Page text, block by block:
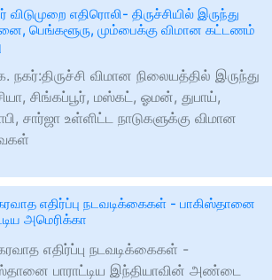
எதிரொலி- திருச்சியில் இருந்து
பெங்களூரு, மும்பைக்கு விமான கட்டணம்
நகர்:திருச்சி விமான நிலையத்தில் இருந்து
சிங்கப்பூர், மஸ்கட், ஓமன், துபாய்,
சார்ஜா உள்ளிட்ட நாடுகளுக்கு விமான
எதிர்ப்பு நடவடிக்கைகள் - பாகிஸ்தானை
அமெரிக்கா
எதிர்ப்பு நடவடிக்கைகள் -
பாராட்டிய இந்தியாவின் அண்டை